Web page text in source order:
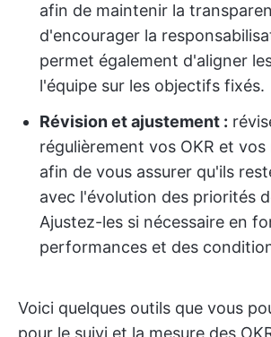
afin de maintenir la
d'encourager la
permet également d'aligner
l'équipe sur les objectifs fixés.
Révision et ajustement :
régulièrement vos OKR et
afin de vous assurer qu'ils
avec l'évolution des priorités
Ajustez-les si nécessaire en
performances et des
Voici quelques outils que vous
pour le suivi et la mesure des